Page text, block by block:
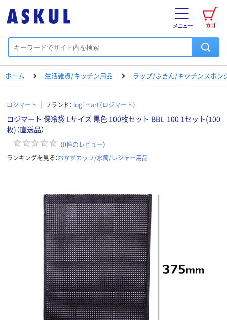
カゴ
メニュー
ホーム 生活雑貨/キッチン用品 ラップ/ふきん/キッチンスポン
ロジマート ブランド： logi mart（ロジマート）
ロジマート 保冷袋 Lサイズ 黒色 100枚セット BBL-100 1セット(100
枚)（直送品）
（0件のレビュー）
ランキングを見る：おかずカップ/水筒/レジャー用品